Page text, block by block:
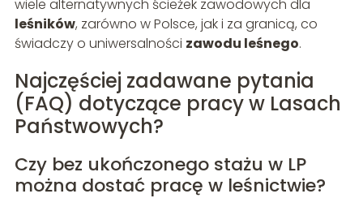
wiele alternatywnych ścieżek zawodowych dla
leśników, zarówno w Polsce, jak i za granicą, co
świadczy o uniwersalności zawodu leśnego.
Najczęściej zadawane pytania
(FAQ) dotyczące pracy w Lasach
Państwowych?
Czy bez ukończonego stażu w LP
można dostać pracę w leśnictwie?